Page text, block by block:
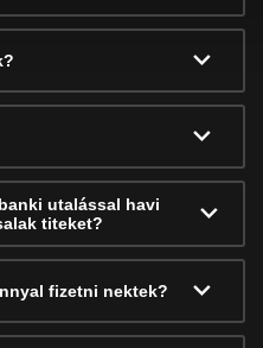
utalással havi
titeket?
fizetni nektek?